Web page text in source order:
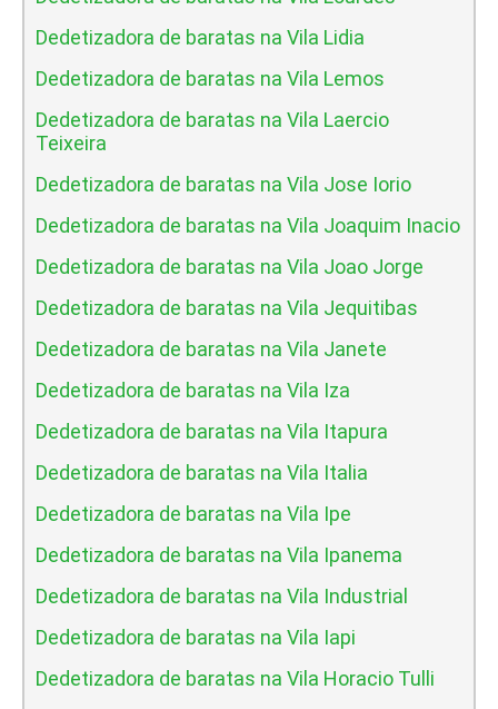
Dedetizadora de baratas na Vila Lidia
Dedetizadora de baratas na Vila Lemos
Dedetizadora de baratas na Vila Laercio
Teixeira
Dedetizadora de baratas na Vila Jose Iorio
Dedetizadora de baratas na Vila Joaquim Inacio
Dedetizadora de baratas na Vila Joao Jorge
Dedetizadora de baratas na Vila Jequitibas
Dedetizadora de baratas na Vila Janete
Dedetizadora de baratas na Vila Iza
Dedetizadora de baratas na Vila Itapura
Dedetizadora de baratas na Vila Italia
Dedetizadora de baratas na Vila Ipe
Dedetizadora de baratas na Vila Ipanema
Dedetizadora de baratas na Vila Industrial
Dedetizadora de baratas na Vila Iapi
Dedetizadora de baratas na Vila Horacio Tulli